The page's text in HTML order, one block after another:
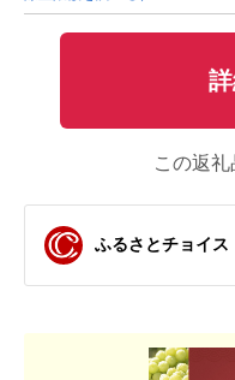
この返礼
ふるさとチョイス